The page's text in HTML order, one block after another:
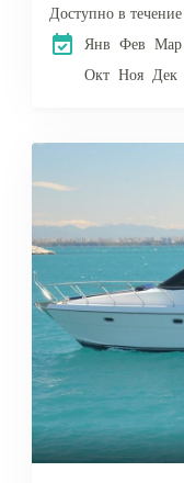
Доступно в течение
Янв Фев Мар
Окт Ноя Дек